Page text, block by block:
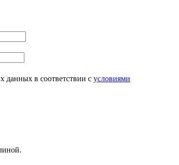
данных в соответствии с условиями